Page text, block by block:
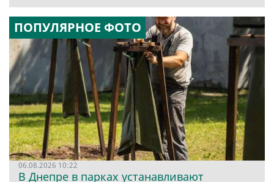
ПОПУЛЯРНОЕ ФОТО
06.08.2026 10:22
В Днепре в парках устанавливают